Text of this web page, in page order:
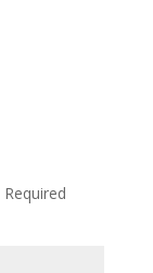
Required